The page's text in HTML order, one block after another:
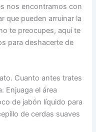
nos encontramos con
que pueden arruinar la
te preocupes, aquí te
para deshacerte de
Cuanto antes trates
Enjuaga el área
de jabón líquido para
de cerdas suaves